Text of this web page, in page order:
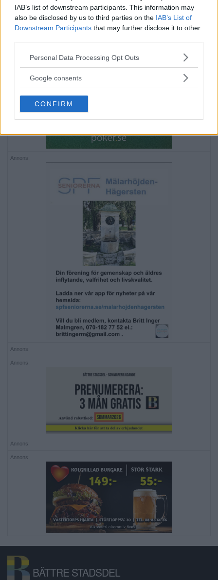
IAB’s list of downstream participants. This information may
also be disclosed by us to third parties on the IAB’s List of
Downstream Participants that may further disclose it to other
Please note that this website/app uses one or more Google
not limited to your visit or usage behaviour. You may click to
use your data for below specified purposes in below Google
consent section.
Personal Data Processing Opt Outs
Google consents
CONFIRM
Annons:
Annons:
Annons:
Annons:
Annons:
BÄTTRE STADSDEL